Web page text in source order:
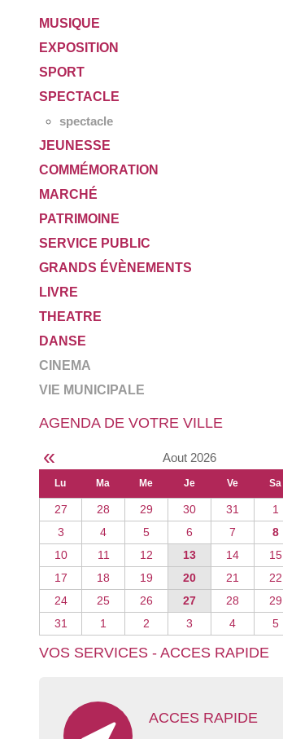
MUSIQUE
EXPOSITION
SPORT
SPECTACLE
spectacle
JEUNESSE
COMMÉMORATION
MARCHÉ
PATRIMOINE
SERVICE PUBLIC
GRANDS ÉVÈNEMENTS
LIVRE
THEATRE
DANSE
CINEMA
VIE MUNICIPALE
AGENDA DE VOTRE VILLE
« Aout 2026
Lu Ma Me Je Ve Sa
27 28 29 30 31 1
3
4 5 6 7 8
10
11 12 13 14 15
17
18 19 20 21 22
24
25 26 27 28 29
31
1 2 3 4 5
VOS SERVICES - ACCES RAPIDE
ACCES RAPIDE